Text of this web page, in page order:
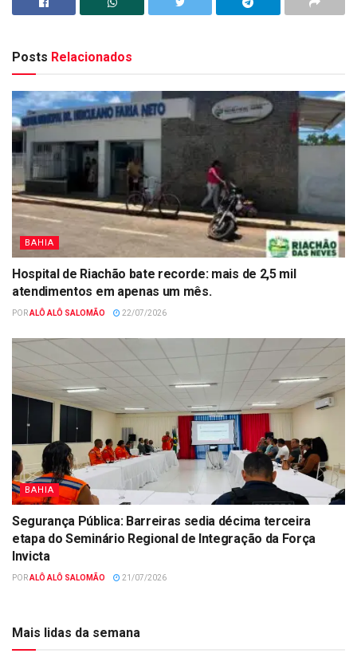
Posts Relacionados
BAHIA
Hospital de Riachão bate recorde: mais de 2,5 mil
atendimentos em apenas um mês.
PORALÔ ALÔ SALOMÃO 22/07/2026
BAHIA
Segurança Pública: Barreiras sedia décima terceira
etapa do Seminário Regional de Integração da Força
Invicta
PORALÔ ALÔ SALOMÃO 21/07/2026
Mais lidas da semana